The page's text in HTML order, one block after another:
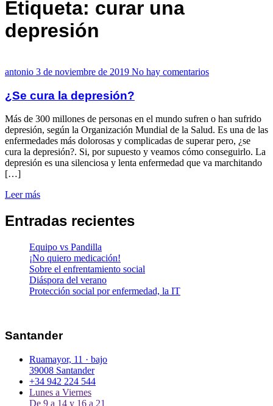
Etiqueta: curar una
depresión
antonio 3 de noviembre de 2019 No hay comentarios
¿Se cura la depresión?
Más de 300 millones de personas en el mundo sufren o han sufrido
depresión, según la Organización Mundial de la Salud. Es una de las
enfermedades más dolorosas y complicadas de superar pero, ¿se
cura la depresión?. Si, por supuesto y veamos cómo conseguirlo. La
depresión es una silenciosa y lenta enfermedad que va marchitando
[…]
Leer más
Entradas recientes
Equipo vs Pandilla
¡No quiero medicación!
Sobre el enfrentamiento social
Diáspora del verano
Protección social por enfermedad, la IT
Santander
Ruamayor, 11 · bajo
39008 Santander
+34 942 224 544
Lunes a Viernes
De 9 a 14 y 16 a 21